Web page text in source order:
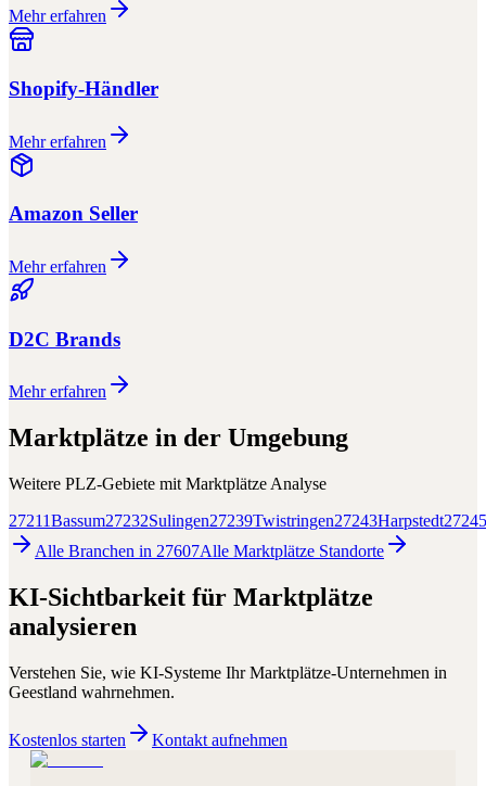
Mehr erfahren
Shopify-Händler
Mehr erfahren
Amazon Seller
Mehr erfahren
D2C Brands
Mehr erfahren
Marktplätze in der Umgebung
Weitere PLZ-Gebiete mit Marktplätze Analyse
27211Bassum27232Sulingen27239Twistringen27243Harpstedt27245
Alle Branchen in 27607Alle Marktplätze Standorte
KI-Sichtbarkeit für Marktplätze
analysieren
Verstehen Sie, wie KI-Systeme IhrMarktplätze-Unternehmen in
Geestland wahrnehmen.
Kostenlos starten Kontakt aufnehmen